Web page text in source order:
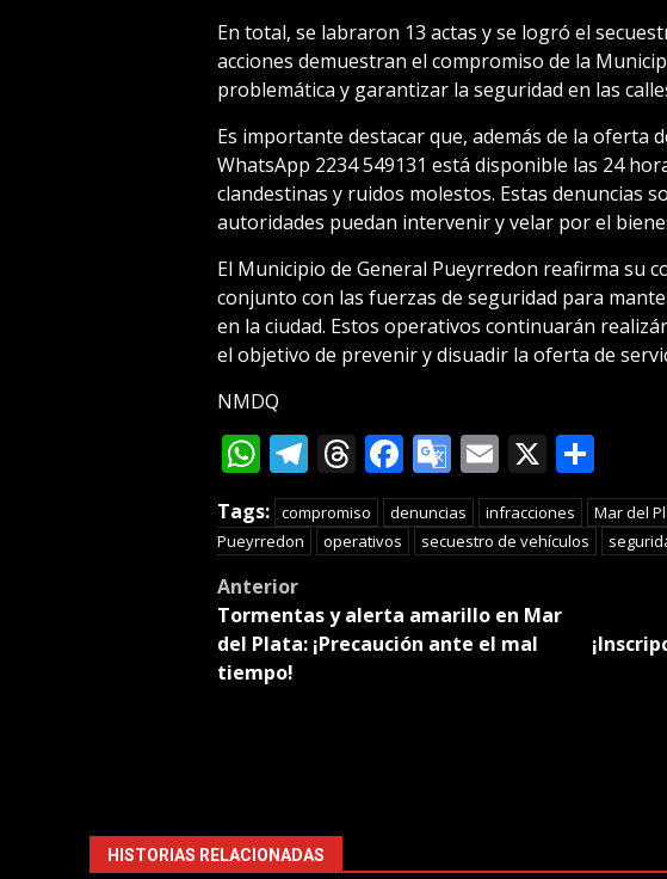
En total, se labraron 13 actas y se logró el
acciones demuestran el compromiso de la
problemática y garantizar la seguridad en las
Es importante destacar que, además de la oferta
WhatsApp 2234 549131 está disponible las 24
clandestinas y ruidos molestos. Estas denuncias
autoridades puedan intervenir y velar por el
El Municipio de General Pueyrredon reafirma su
conjunto con las fuerzas de seguridad para
en la ciudad. Estos operativos continuarán
el objetivo de prevenir y disuadir la oferta de
NMDQ
WhatsApp
Telegram
Threads
Facebook
Google
Translate
Email
X
Tags: compromiso denuncias infracciones Mar del
Pueyrredon
operativos secuestro de vehículos
Post
navigation
Anterior
Tormentas y alerta amarillo en Mar
del Plata: ¡Precaución ante el mal
tiempo!
HISTORIAS RELACIONADAS